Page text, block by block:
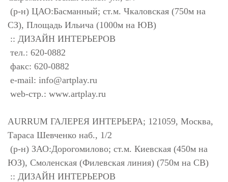
(р-н) ЦАО:Басманный; ст.м. Чкаловская (750м на
СЗ), Площадь Ильича (1000м на ЮВ)
:: ДИЗАЙН ИНТЕРЬЕРОВ
тел.: 620-0882
факс: 620-0882
e-mail: info@artplay.ru
web-стр.: www.artplay.ru
AURRUM ГАЛЕРЕЯ ИНТЕРЬЕРА; 121059, Москва,
Тараса Шевченко наб., 1/2
(р-н) ЗАО:Дорогомилово; ст.м. Киевская (450м на
ЮЗ), Смоленская (Филевская линия) (750м на СВ)
:: ДИЗАЙН ИНТЕРЬЕРОВ